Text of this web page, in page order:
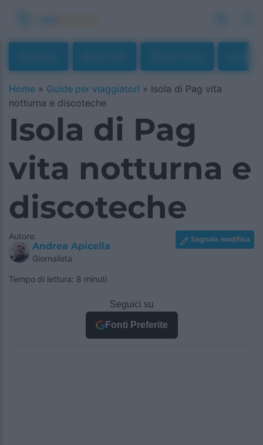
Home » Guide per viaggiatori » Isola di Pag vita
notturna e discoteche
Isola di Pag
vita notturna e
discoteche
Autore:
Andrea Apicella
Giornalista
Segnala modifica
Tempo di lettura: 8 minuti
Seguici su
Fonti Preferite